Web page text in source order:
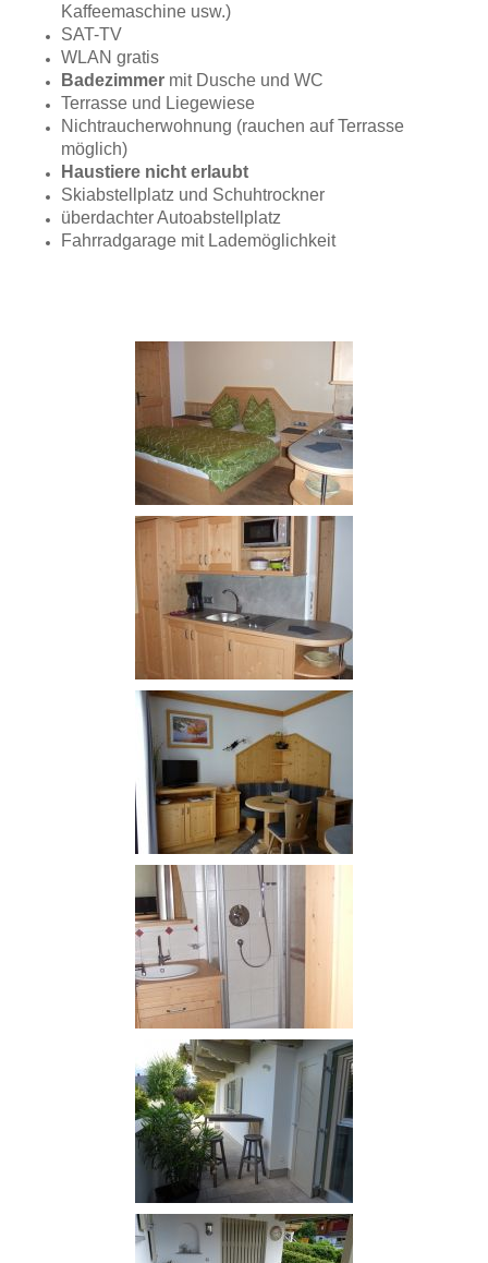
Kaffeemaschine usw.)
SAT-TV
WLAN gratis
Badezimmer mit Dusche und WC
Terrasse und Liegewiese
Nichtraucherwohnung (rauchen auf Terrasse
möglich)
Haustiere nicht erlaubt
Skiabstellplatz und Schuhtrockner
überdachter Autoabstellplatz
Fahrradgarage mit Lademöglichkeit